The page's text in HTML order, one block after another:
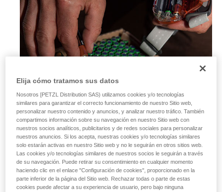
Elija cómo tratamos sus datos
Nosotros [PETZL Distribution SAS) utilizamos cookies y/o tecnologías
similares para garantizar el correcto funcionamiento de nuestro Sitio web,
personalizar nuestro contenido y anuncios, y analizar nuestro tráfico. También
compartimos información sobre su navegación en nuestro Sitio web con
nuestros socios analíticos, publicitarios y de redes sociales para personalizar
nuestros anuncios. Si los acepta, nuestras cookies y/o tecnologías similares
solo estarán activas en nuestro Sitio web y no le seguirán en otros sitios web.
Las cookies y/o tecnologías similares de nuestros socios le seguirán a través
de su navegación. Puede retirar su consentimiento en cualquier momento
haciendo clic en el enlace "Configuración de cookies", proporcionado en la
parte inferior de la página del Sitio web. Rechazar todas o parte de estas
cookies puede afectar a su experiencia de usuario, pero bajo ninguna